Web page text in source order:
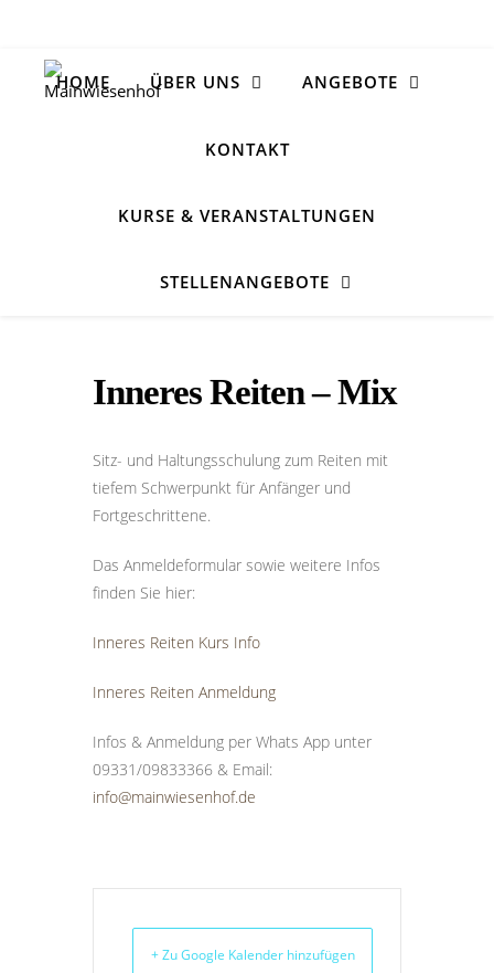
HOME ÜBER UNS ANGEBOTE
KONTAKT
KURSE & VERANSTALTUNGEN
STELLENANGEBOTE
Inneres Reiten – Mix
Sitz- und Haltungsschulung zum Reiten mit
tiefem Schwerpunkt für Anfänger und
Fortgeschrittene.
Das Anmeldeformular sowie weitere Infos
finden Sie hier:
Inneres Reiten Kurs Info
Inneres Reiten Anmeldung
Infos & Anmeldung per Whats App unter
09331/09833366 & Email:
info@mainwiesenhof.de
+ Zu Google Kalender hinzufügen